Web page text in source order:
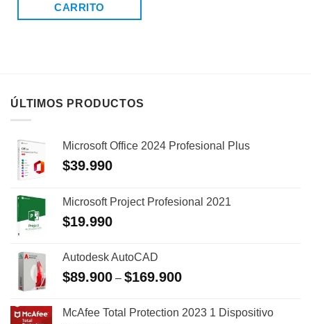
CARRITO
ÚLTIMOS PRODUCTOS
Microsoft Office 2024 Profesional Plus
$39.990
Microsoft Project Profesional 2021
$19.990
Autodesk AutoCAD
$89.900 – $169.900
McAfee Total Protection 2023 1 Dispositivo